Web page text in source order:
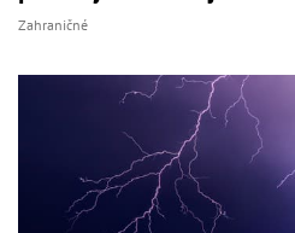
Zahraničné